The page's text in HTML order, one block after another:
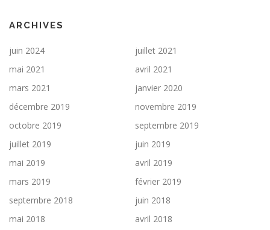
ARCHIVES
juin 2024
juillet 2021
mai 2021
avril 2021
mars 2021
janvier 2020
décembre 2019
novembre 2019
octobre 2019
septembre 2019
juillet 2019
juin 2019
mai 2019
avril 2019
mars 2019
février 2019
septembre 2018
juin 2018
mai 2018
avril 2018